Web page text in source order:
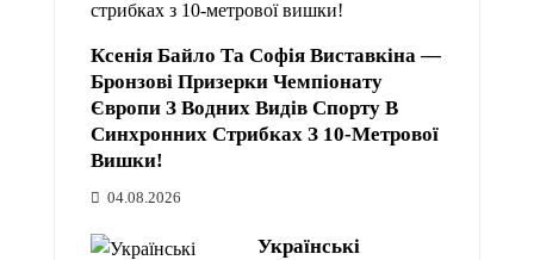
Ксенія Байло Та Софія Виставкіна —
Бронзові Призерки Чемпіонату
Європи З Водних Видів Спорту В
Синхронних Стрибках З 10-Метрової
Вишки!
04.08.2026
Українські